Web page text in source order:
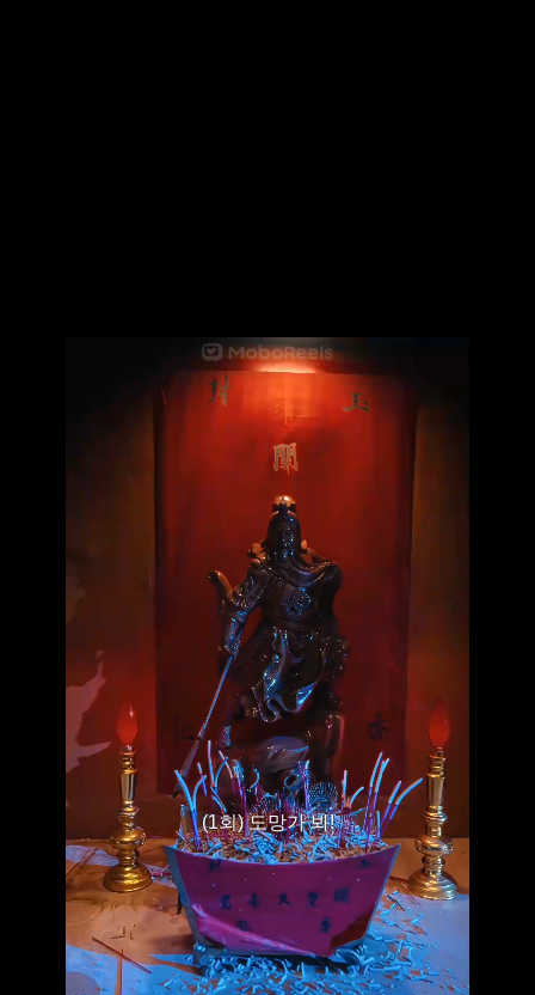
(1회) 도망가 봐!